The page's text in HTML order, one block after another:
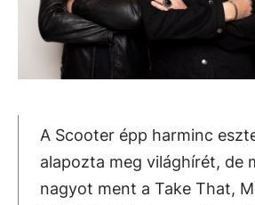
A Scooter épp harminc
alapozta meg világhírét, de
nagyot ment a Take That,